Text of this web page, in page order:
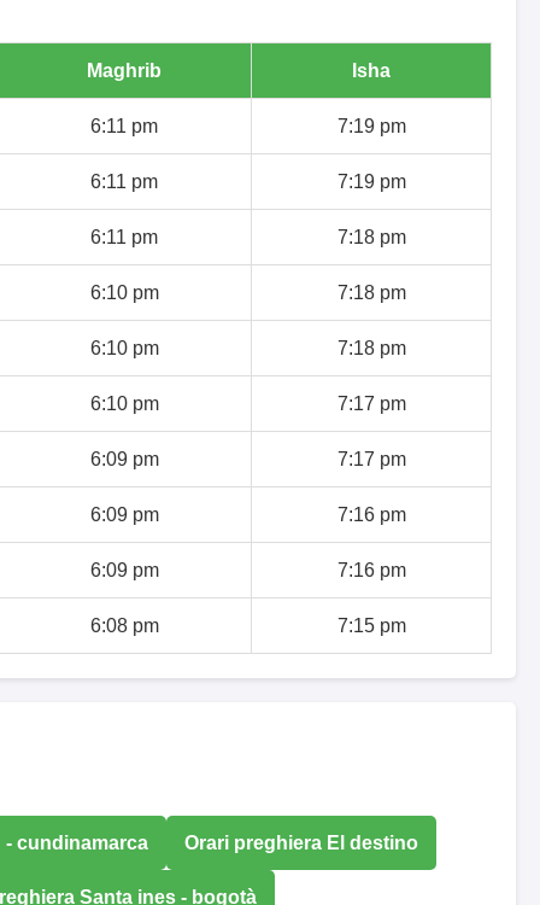
Maghrib Isha
6:11 pm 7:19 pm
6:11 pm 7:19 pm
6:11 pm 7:18 pm
6:10 pm 7:18 pm
6:10 pm 7:18 pm
6:10 pm 7:17 pm
6:09 pm 7:17 pm
6:09 pm 7:16 pm
6:09 pm 7:16 pm
6:08 pm 7:15 pm
- cundinamarca Orari preghiera El destino
Santa ines - bogotà